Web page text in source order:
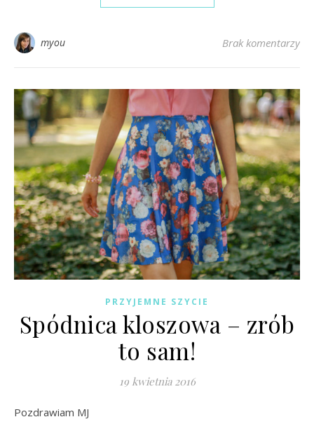
myou Brak komentarzy
PRZYJEMNE SZYCIE
Spódnica kloszowa – zrób
to sam!
19 kwietnia 2016
Pozdrawiam MJ